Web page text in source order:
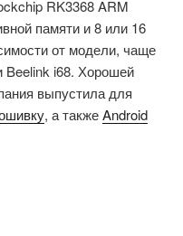
RK3368ARM
памяти и8 или 16
от модели, чаще
Beelink i68. Хорошей
выпустила для
, а такжеAndroid